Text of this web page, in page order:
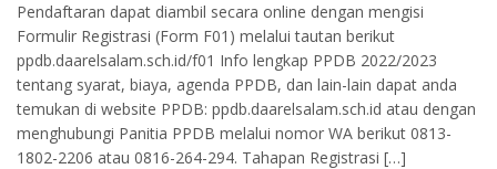
Pendaftaran dapat diambil secara online dengan mengisi
Formulir Registrasi (Form F01) melalui tautan berikut
ppdb.daarelsalam.sch.id/f01 Info lengkap PPDB 2022/2023
tentang syarat, biaya, agenda PPDB, dan lain-lain dapat anda
temukan di website PPDB: ppdb.daarelsalam.sch.id atau dengan
menghubungi Panitia PPDB melalui nomor WA berikut 0813-
1802-2206 atau 0816-264-294. Tahapan Registrasi […]